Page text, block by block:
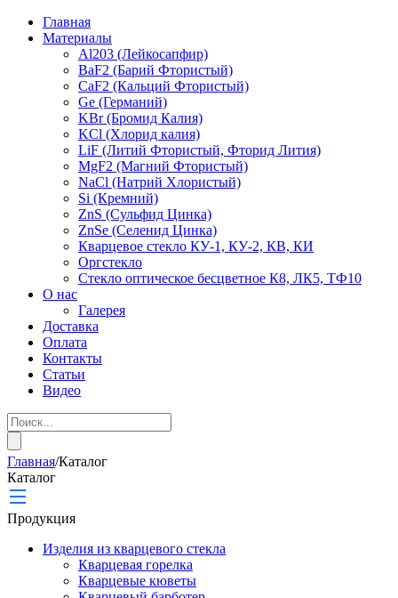
Главная
Материалы
Al203 (Лейкосапфир)
BaF2 (Барий Фтористый)
CaF2 (Кальций Фтористый)
Ge (Германий)
KBr (Бромид Калия)
KCl (Хлорид калия)
LiF (Литий Фтористый, Фторид Лития)
MgF2 (Магний Фтористый)
NaCl (Натрий Хлористый)
Si (Кремний)
ZnS (Сульфид Цинка)
ZnSe (Селенид Цинка)
Кварцевое стекло КУ-1, КУ-2, КВ, КИ
Оргстекло
Стекло оптическое бесцветное К8, ЛК5, ТФ10
О нас
Галерея
Доставка
Оплата
Контакты
Статьи
Видео
Главная/Каталог
Каталог
Продукция
Изделия из кварцевого стекла
Кварцевая горелка
Кварцевые кюветы